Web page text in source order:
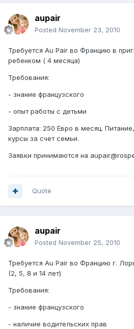
aupair
Posted November 23, 2010
Требуется Au Pair во Францию в
ребенком ( 4 месяца)
Требования:
- знание французского
- опыт работы с детьми
Зарплата: 250 Евро в месяц.
курсы за счет семьи.
Заявки принимаются на
Quote
aupair
Posted November 25, 2010
Требуется Au Pair во Францию г.
(2, 5, 8 и 14 лет)
Требования:
- знание французского
- наличие водительских прав